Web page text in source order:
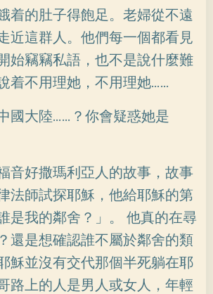
着的肚子得飽足。老婦從不遠
近這群人。他們每一個都看見
始竊竊私語，也不是說什麼難
着不用理她，不用理她……
國大陸……？你會疑惑她是
音好撒瑪利亞人的故事，故事
法師試探耶穌，他給耶穌的第
是我的鄰舍？」。 他真的在尋
還是想確認誰不屬於鄰舍的類
穌並沒有交代那個半死躺在耶
路上的人是男人或女人，年輕